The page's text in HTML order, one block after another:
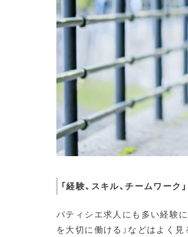
「経験、スキル、チームワーク
パティシエ求人にも多い経験に
を大切に働ける」などはよく